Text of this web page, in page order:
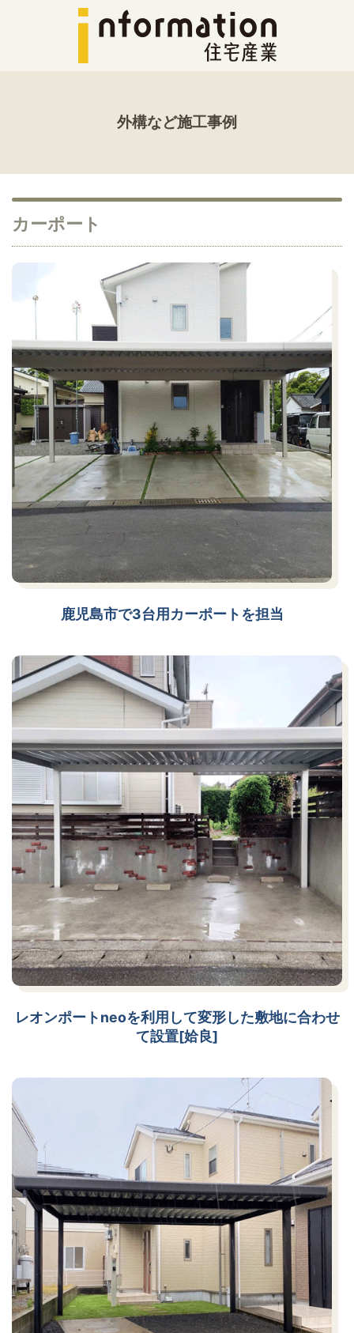
外構など施工事例
カーポート
鹿児島市で3台用カーポートを担当
レオンポートneoを利用して変形した敷地に合わせ
て設置[姶良]